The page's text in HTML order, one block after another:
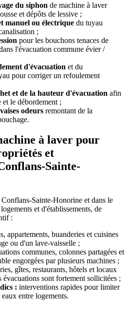
du siphon de machine à laver
et dépôts de lessive ;
manuel ou électrique du tuyau
;
pour les bouchons tenaces de
l'évacuation commune évier /
d'évacuation et du
pour corriger un refoulement
et de la hauteur d'évacuation afin
le débordement ;
odeurs remontant de la
à laver pour
et
Sainte-
Sainte-Honorine et dans le
et d'établissements, de
:
appartements, buanderies et cuisines
ou d'un lave-vaisselle ;
communes, colonnes partagées et
engorgées par plusieurs machines ;
gîtes, restaurants, hôtels et locaux
sont fortement sollicitées ;
: interventions rapides pour limiter
entre logements.